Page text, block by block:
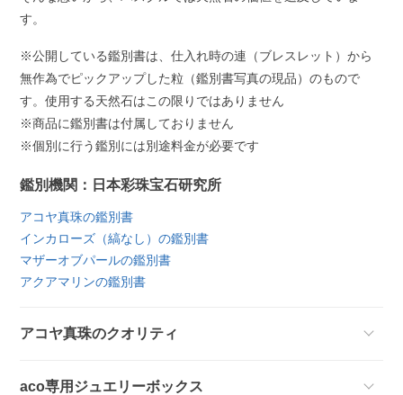
す。
※公開している鑑別書は、仕入れ時の連（ブレスレット）から
無作為でピックアップした粒（鑑別書写真の現品）のもので
す。使用する天然石はこの限りではありません
※商品に鑑別書は付属しておりません
※個別に行う鑑別には別途料金が必要です
鑑別機関：日本彩珠宝石研究所
アコヤ真珠の鑑別書
インカローズ（縞なし）の鑑別書
マザーオブパールの鑑別書
アクアマリンの鑑別書
アコヤ真珠のクオリティ
aco専用ジュエリーボックス